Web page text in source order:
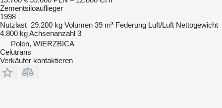
Zementsiloauflieger
1998
Nutzlast 29.200 kg Volumen 39 m³ Federung Luft/Luft Nettogewicht
4.800 kgAchsenanzahl 3
Polen, WIERZBICA
Celutrans
Verkäufer kontaktieren